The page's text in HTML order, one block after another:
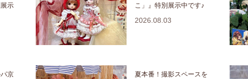
示
こ」』特別展示中です♪
2026.08.03
京
夏本番！撮影スペースを